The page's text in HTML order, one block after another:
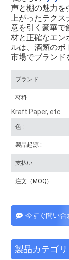
声と棚の魅力を
上がったテク
意を引く豪華で
材と正確なエン
ルは、酒類のボ
市場でブランド
ブランド :
材料 :
Kraft Paper, etc.
色 :
製品起源 :
支払い :
注文（MOQ） :
今すぐ問い合
製品カテゴリ